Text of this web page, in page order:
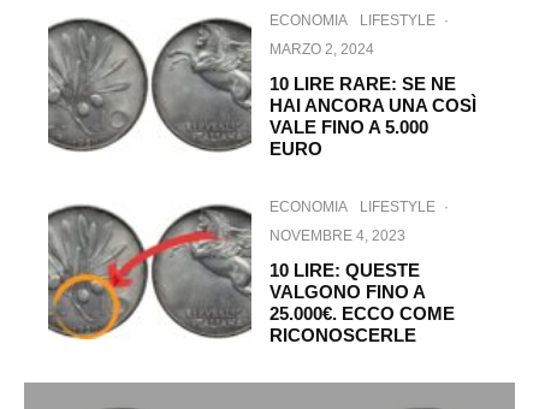
ECONOMIA LIFESTYLE ·
MARZO 2, 2024
10 LIRE RARE: SE NE
HAI ANCORA UNA COSÌ
VALE FINO A 5.000
EURO
ECONOMIA LIFESTYLE ·
NOVEMBRE 4, 2023
10 LIRE: QUESTE
VALGONO FINO A
25.000€. ECCO COME
RICONOSCERLE